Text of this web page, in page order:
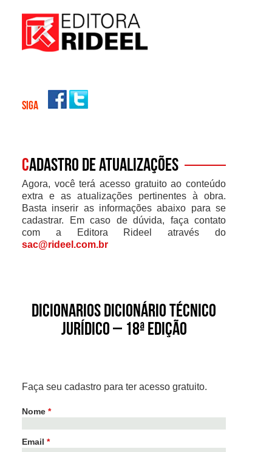
SIGA
Cadastro de atualizações
Agora, você terá acesso gratuito ao conteúdo
extra e as atualizações pertinentes à obra.
Basta inserir as informações abaixo para se
cadastrar. Em caso de dúvida, faça contato
com a Editora Rideel através do
sac@rideel.com.br
Dicionarios Dicionário Técnico
Jurídico – 18ª Edição
Faça seu cadastro para ter acesso gratuito.
Nome *
Email *